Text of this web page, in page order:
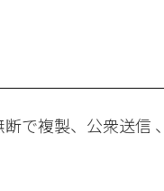
で複製、公衆送信